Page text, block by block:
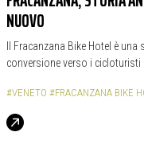
NUOVO
Il Fracanzana Bike Hotel è
conversione verso i cicloturisti
#VENETO #FRACANZANA BIKE